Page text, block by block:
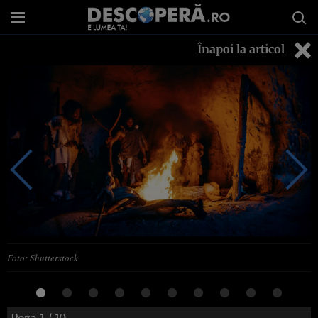
Înapoi la articol
Foto: Shutterstock